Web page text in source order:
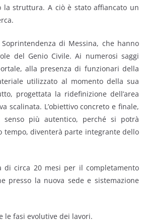
la struttura. A ciò è stato affiancato un
di Messina, che hanno
del Genio Civile. Ai numerosi saggi
alla presenza di funzionari della
utilizzato al momento della sua
progettata la ridefinizione dell’area
scalinata. L’obiettivo concreto e finale,
più autentico, perché si potrà
tempo, diventerà parte integrante dello
di circa 20 mesi per il completamento
presso la nuova sede e sistemazione
le fasi evolutive dei lavori.